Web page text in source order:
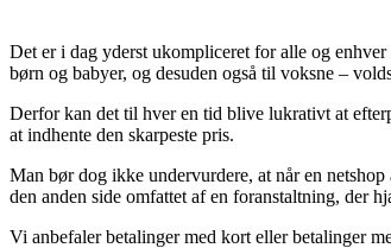
Det er i dag yderst ukompliceret for alle og
børn og babyer, og desuden også til voksne –
Derfor kan det til hver en tid blive lukrativt at
at indhente den skarpeste pris.
Man bør dog ikke undervurdere, at når en
den anden side omfattet af en foranstaltning, der
Vi anbefaler betalinger med kort eller betalinger